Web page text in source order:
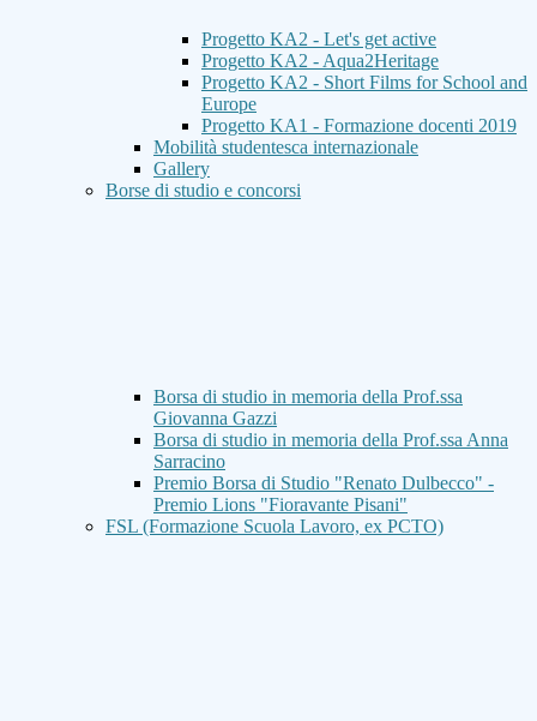
Progetto KA2 - Let's get active
Progetto KA2 - Aqua2Heritage
Progetto KA2 - Short Films for School and
Europe
Progetto KA1 - Formazione docenti 2019
Mobilità studentesca internazionale
Gallery
Borse di studio e concorsi
Borsa di studio in memoria della Prof.ssa
Giovanna Gazzi
Borsa di studio in memoria della Prof.ssa Anna
Sarracino
Premio Borsa di Studio "Renato Dulbecco" -
Premio Lions "Fioravante Pisani"
FSL (Formazione Scuola Lavoro, ex PCTO)